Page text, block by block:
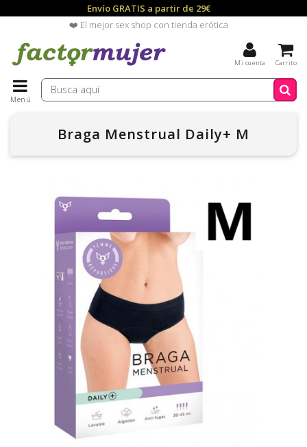
Envío GRATIS a partir de 29€
❤️ El mejor sex shop con tienda erótica
Carrito
Mi cuenta
Menú
Braga Menstrual Daily+ M